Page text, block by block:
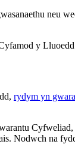
neu
rydym yn
Nodwch na